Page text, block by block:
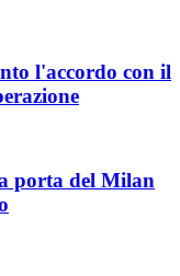
l'accordo con il
porta del Milan